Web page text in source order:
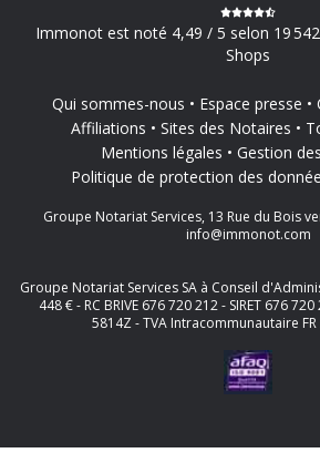
Immonot est noté 4,49 / 5 selon 19
Shops
Qui sommes-nous Espace presse
Affiliations
Sites des Notaires
Mentions légales
Gestion
Politique de protection des
Groupe Notariat Services, 13 Rue du Bois
info@immonot.com
Groupe Notariat Services SA à Conseil
448 € - RC BRIVE 676 720 212 - SIRET 676
5814Z - TVA Intracommunautaire